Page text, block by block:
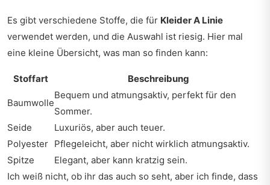
Es gibt verschiedene Stoffe, die für Kleider A Linie
verwendet werden, und die Auswahl ist riesig. Hier mal
eine kleine Übersicht, was man so finden kann:
Stoffart Beschreibung
Baumwolle
Bequem und atmungsaktiv, perfekt für den
Sommer.
Seide
Luxuriös, aber auch teuer.
Polyester Pflegeleicht, aber nicht wirklich atmungsaktiv.
Spitze
Elegant, aber kann kratzig sein.
Ich weiß nicht, ob ihr das auch so seht, aber ich finde, dass